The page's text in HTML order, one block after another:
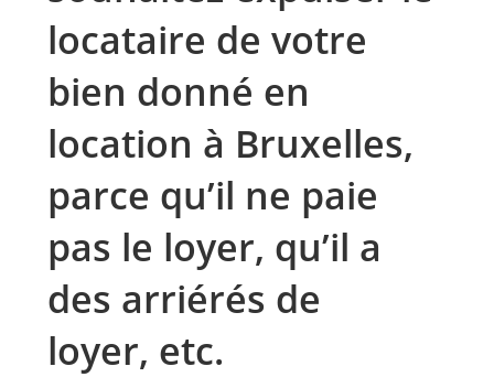
locataire de votre
bien donné en
location à Bruxelles,
parce qu’il ne paie
pas le loyer, qu’il a
des arriérés de
loyer, etc.